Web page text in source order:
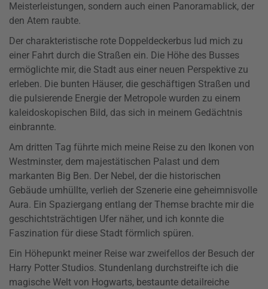
Meisterleistungen, sondern auch einen Panoramablick, der
den Atem raubte.
Der charakteristische rote Doppeldeckerbus lud mich zu
einer Fahrt durch die Straßen ein. Die Höhe des Busses
ermöglichte mir, die Stadt aus einer neuen Perspektive zu
erleben. Die bunten Häuser, die geschäftigen Straßen und
die pulsierende Energie der Metropole wurden zu einem
kaleidoskopischen Bild, das sich in meinem Gedächtnis
einbrannte.
Am dritten Tag führte mich meine Reise zu den Ikonen von
Westminster, dem majestätischen Palast und dem
markanten Big Ben. Der Nebel, der die historischen
Gebäude umhüllte, verlieh der Szenerie eine geheimnisvolle
Aura. Ein Spaziergang entlang der Themse brachte mir die
geschichtsträchtigen Ufer näher, und ich konnte die
Faszination für diese Stadt förmlich spüren.
Ein Höhepunkt meiner Reise war zweifellos der Besuch der
Harry Potter Studios. Stundenlang durchstreifte ich die
magische Welt von Hogwarts, bestaunte detailreiche